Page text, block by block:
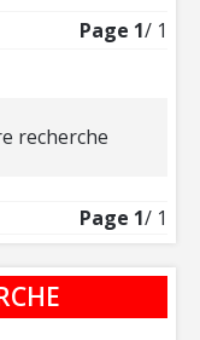
Page 1/ 1
recherche
Page 1/ 1